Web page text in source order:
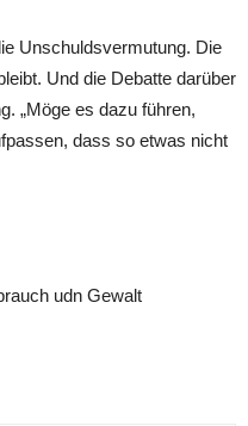
Unschuldsvermutung. Die
Und die Debatte darüber
„Möge es dazu führen,
dass so etwas nicht
udn Gewalt